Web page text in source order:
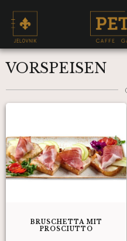
VORSPEISEN
BRUSCHETTA MIT
PROSCIUTTO